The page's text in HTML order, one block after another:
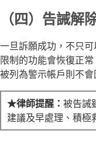
（四）告誡解
一旦訴願成功，不只
限制的功能會恢復正
被列為警示帳戶則不會
★律師提醒： 被告誡
建議及早處理、積極